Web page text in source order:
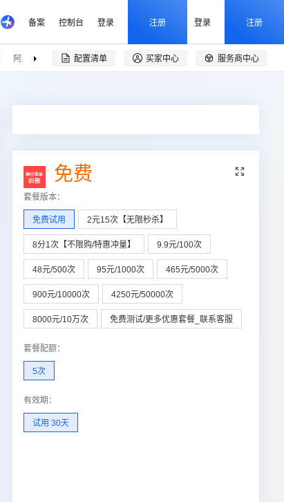
备案 控制台 登录 注册 登录 注册
阿里云精选 伙伴招募
配置清单  买家中心  服务商中心

免费
套餐版本：
免费试用 2元15次【无限秒杀】
8分1次【不限购/特惠冲量】 9.9元/100次
48元/500次 95元/1000次 465元/5000次
900元/10000次 4250元/50000次
8000元/10万次 免费测试/更多优惠套餐_联系客服
套餐配额 ：
5次
有效期 ：
试用 30天